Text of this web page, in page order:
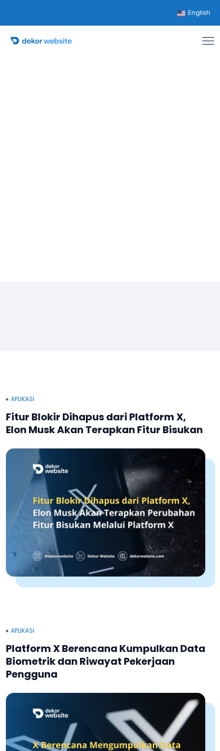
English
APLIKASI
Fitur Blokir Dihapus dari Platform X,
Elon Musk Akan Terapkan Fitur Bisukan
APLIKASI
Platform X Berencana Kumpulkan Data
Biometrik dan Riwayat Pekerjaan
Pengguna